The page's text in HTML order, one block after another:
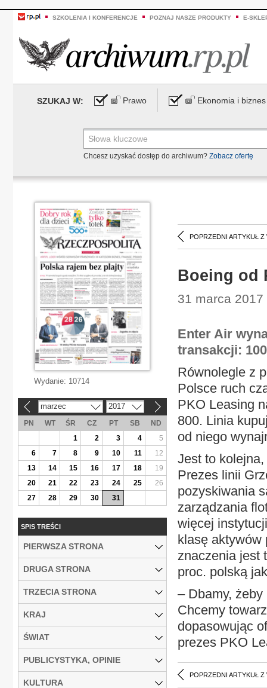
SZKOLENIA I KONFERENCJE POZNAJ NASZE PRODUKTY E-
SZUKAJ W: Prawo Ekonomia i biznes
Chcesz uzyskać dostęp do archiwum? Zobacz ofertę
POPRZEDNI ARTYKUŁ Z
Boeing od
31 marca
Enter Air
transakcji:
Równolegle z
Polsce ruch
PKO Leasing
800. Linia
od niego
Jest to
Prezes linii
pozyskiwania
zarządzania
więcej
klasę aktywów
znaczenia jest
proc. polską
– Dbamy, żeby
Chcemy
dopasowując
prezes PKO
POPRZEDNI ARTYKUŁ Z
Wydanie: 10714
marzec 2017
PN WT ŚR CZ PT SB
ND
1
2 3 4
5
6
7 8 9 10 11
12
13
14 15 16 17 18
19
20
21 22 23 24 25
26
27
28 29 30 31
SPIS TREŚCI
PIERWSZA STRONA
DRUGA STRONA
TRZECIA STRONA
KRAJ
ŚWIAT
PUBLICYSTYKA, OPINIE
KULTURA